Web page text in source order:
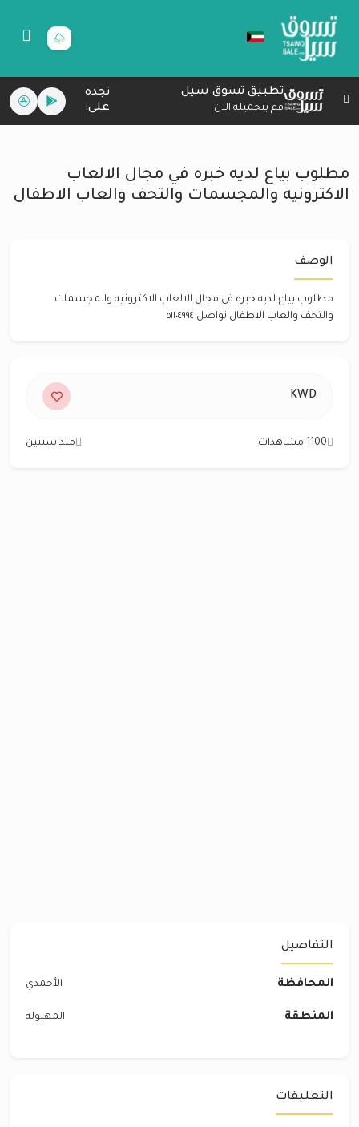
تطبيق تسوق سيل
قم بتحميله الان
تجده
على:
مطلوب بياع لديه خبره في مجال الالعاب
الاكترونيه والمجسمات والتحف والعاب الاطفال
الوصف
مطلوب بياع لديه خبره في مجال الالعاب الاكترونيه والمجسمات
والتحف والعاب الاطفال تواصل ٥١١٠٤٩٩٤
KWD
1100 مشاهدات منذ سنتين
التفاصيل
المحافظة الأحمدي
المنطقة المهبولة
التعليقات